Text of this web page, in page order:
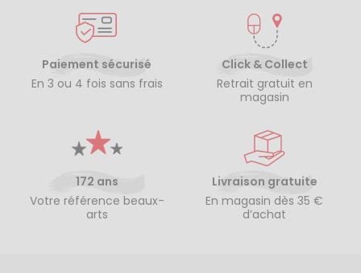
Paiement sécurisé
En 3 ou 4 fois sans frais
Click & Collect
Retrait gratuit en
magasin
172 ans
Votre référence beaux-
arts
Livraison gratuite
En magasin dès 35 €
d’achat